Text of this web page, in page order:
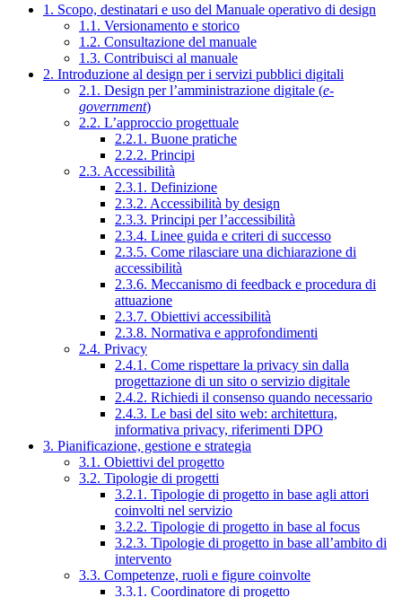
1. Scopo, destinatari e uso del Manuale operativo di design
1.1. Versionamento e storico
1.2. Consultazione del manuale
1.3. Contribuisci al manuale
2. Introduzione al design per i servizi pubblici digitali
2.1. Design per l’amministrazione digitale (e-
government)
2.2. L’approccio progettuale
2.2.1. Buone pratiche
2.2.2. Principi
2.3. Accessibilità
2.3.1. Definizione
2.3.2. Accessibilità by design
2.3.3. Principi per l’accessibilità
2.3.4. Linee guida e criteri di successo
2.3.5. Come rilasciare una dichiarazione di
accessibilità
2.3.6. Meccanismo di feedback e procedura di
attuazione
2.3.7. Obiettivi accessibilità
2.3.8. Normativa e approfondimenti
2.4. Privacy
2.4.1. Come rispettare la privacy sin dalla
progettazione di un sito o servizio digitale
2.4.2. Richiedi il consenso quando necessario
2.4.3. Le basi del sito web: architettura,
informativa privacy, riferimenti DPO
3. Pianificazione, gestione e strategia
3.1. Obiettivi del progetto
3.2. Tipologie di progetti
3.2.1. Tipologie di progetto in base agli attori
coinvolti nel servizio
3.2.2. Tipologie di progetto in base al focus
3.2.3. Tipologie di progetto in base all’ambito di
intervento
3.3. Competenze, ruoli e figure coinvolte
3.3.1. Coordinatore di progetto